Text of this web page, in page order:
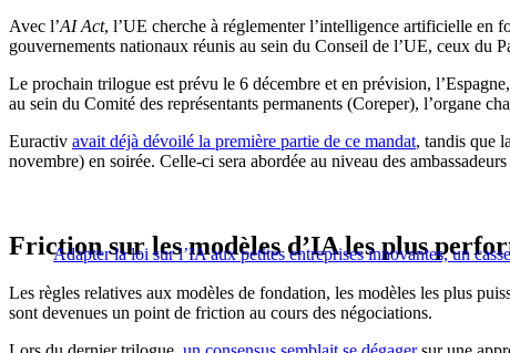
Avec l’AI Act, l’UE cherche à réglementer l’intelligence artificielle en
gouvernements nationaux réunis au sein du Conseil de l’UE, ceux du
Le prochain trilogue est prévu le 6 décembre et en prévision,
au sein du Comité des représentants permanents (Coreper), l’organe
Euractiv avait déjà dévoilé la première partie de ce mandat, tandis que
novembre) en soirée. Celle-ci sera abordée au niveau des
Adapter la loi sur l’IA aux petites entreprises innovantes, un
Friction sur les modèles d’IA les plus
Les règles relatives aux modèles de fondation, les modèles les plus
sont devenues un point de friction au cours des négociations.